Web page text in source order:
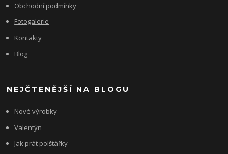
Obchodní podmínky
Fotogalerie
Kontakty
Blog
NEJČTENĚJŠÍ NA BLOGU
Nové výrobky
Valentýn
Jak prát polštářky